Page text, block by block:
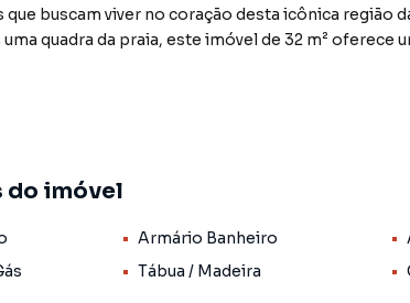
buscam viver no coração desta icônica região
quadra da praia, este imóvel de 32 m² oferece
infraestrutura completa, incluindo ar-
de TV e portão eletrônico. Você poderá
Palace e do comércio local, tornando a sua
do imóvel
Armário Banheiro
Tábua / Madeira